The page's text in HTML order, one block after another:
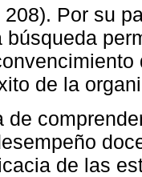
208). Por su
búsqueda
de la
de
de las